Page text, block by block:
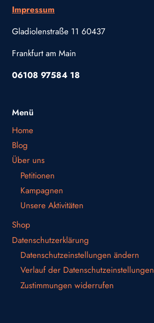
Impressum
Gladiolenstraße 11 60437
Frankfurt am Main
06108 97584 18
Menü
Home
Blog
Über uns
Petitionen
Kampagnen
Unsere Aktivitäten
Shop
Datenschutzerklärung
Datenschutzeinstellungen ändern
Verlauf der Datenschutzeinstellungen
Zustimmungen widerrufen